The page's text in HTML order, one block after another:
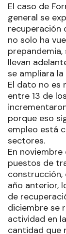
El caso de
general se
recuperación
no solo ha
llevan
se ampliara
El dato no es
entre 13 de
porque eso
empleo está
sectores.
En
puestos de
construcción,
año anterior,
de
diciembre se
actividad en
cantidad que